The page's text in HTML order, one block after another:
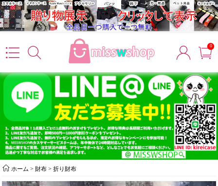
0
ホーム > 財布 >折り財布